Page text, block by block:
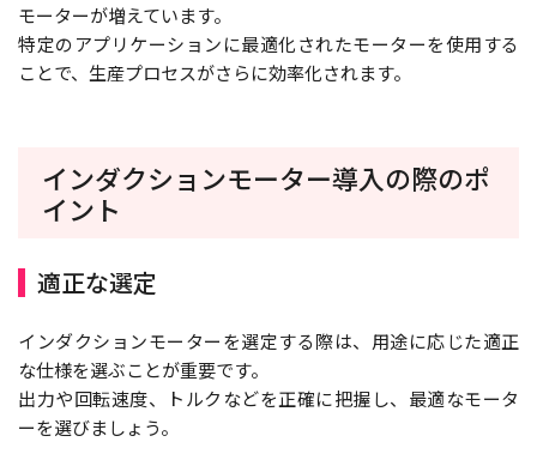
モーターが増えています。
特定のアプリケーションに最適化されたモーターを使用する
ことで、生産プロセスがさらに効率化されます。
インダクションモーター導入の際のポ
イント
適正な選定
インダクションモーターを選定する際は、用途に応じた適正
な仕様を選ぶことが重要です。
出力や回転速度、トルクなどを正確に把握し、最適なモータ
ーを選びましょう。